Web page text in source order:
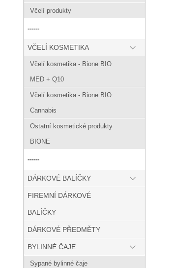
Včelí produkty
------
VČELÍ KOSMETIKA
Včelí kosmetika - Bione BIO
MED + Q10
Včelí kosmetika - Bione BIO
Cannabis
Ostatní kosmetické produkty
BIONE
------
DÁRKOVÉ BALÍČKY
FIREMNÍ DÁRKOVÉ
BALÍČKY
DÁRKOVÉ PŘEDMĚTY
BYLINNÉ ČAJE
Sypané bylinné čaje